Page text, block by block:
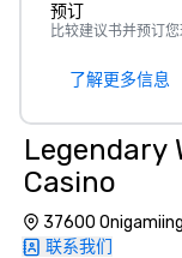
预订
比较建议书并预订
了解更多信息
Legendary
Casino
37600
联系我们